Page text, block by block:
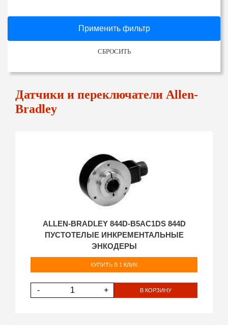
Применить фильтр
СБРОСИТЬ
Датчики и переключатели Allen-
Bradley
ALLEN-BRADLEY 844D-B5AC1DS 844D
ПУСТОТЕЛЫЕ ИНКРЕМЕНТАЛЬНЫЕ
ЭНКОДЕРЫ
КУПИТЬ В 1 КЛИК
- + В КОРЗИНУ